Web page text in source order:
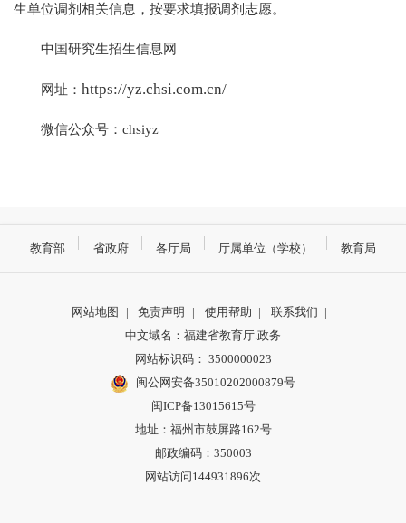
生单位调剂相关信息，按要求填报调剂志愿。
中国研究生招生信息网
网址：https://yz.chsi.com.cn/
微信公众号：chsiyz
教育部 省政府 各厅局 厅属单位（学校） 教育局
网站地图 | 免责声明 | 使用帮助 | 联系我们 |
中文域名：福建省教育厅.政务
网站标识码： 3500000023
闽公网安备35010202000879号
闽ICP备13015615号
地址：福州市鼓屏路162号
邮政编码：350003
网站访问144931896次